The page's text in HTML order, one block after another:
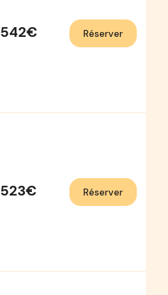
542€ Réserver
523€ Réserver